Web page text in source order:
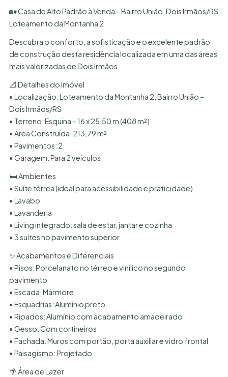
🏡 Casa de Alto Padrão à Venda – Bairro União, Dois Irmãos/RS
Loteamento da Montanha 2
Descubra o conforto, a sofisticação e o excelente padrão
de construção desta residência localizada em uma das áreas
mais valorizadas de Dois Irmãos.
📐 Detalhes do Imóvel
• Localização: Loteamento da Montanha 2, Bairro União –
Dois Irmãos/RS
• Terreno: Esquina – 16 x 25,50 m (408 m²)
• Área Construída: 213,79 m²
• Pavimentos: 2
• Garagem: Para 2 veículos
🛏️ Ambientes
• Suíte térrea (ideal para acessibilidade e praticidade)
• Lavabo
• Lavanderia
• Living integrado: sala de estar, jantar e cozinha
• 3 suítes no pavimento superior
✨ Acabamentos e Diferenciais
• Pisos: Porcelanato no térreo e vinílico no segundo
pavimento
• Escada: Mármore
• Esquadrias: Alumínio preto
• Ripados: Alumínio com acabamento amadeirado
• Gesso: Com cortineiros
• Fachada: Muros com portão, porta auxiliar e vidro frontal
• Paisagismo: Projetado
🌴 Área de Lazer